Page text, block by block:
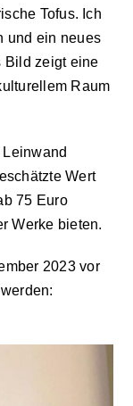
Tofus. Ich
und ein neues
Bild zeigt eine
Raum
Wert
75 Euro
Werke bieten.
2023 vor